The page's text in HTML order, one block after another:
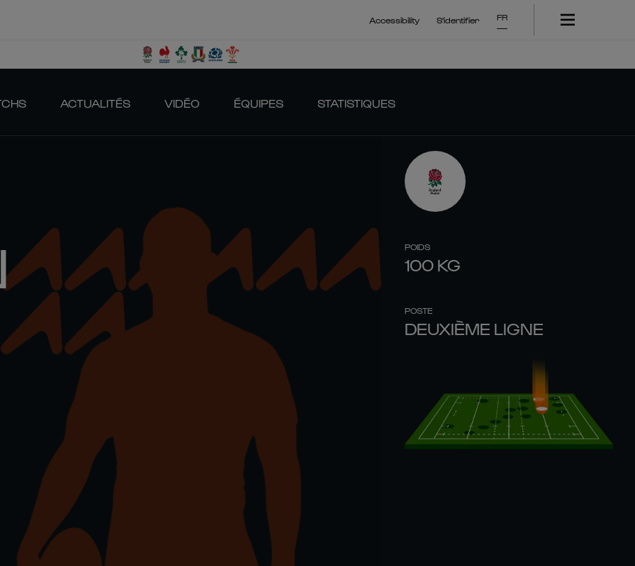
Accessibility S'identifier FR
ACTUALITÉS VIDÉO ÉQUIPES STATISTIQUES
POIDS
100 KG
POSTE
DEUXIÈME LIGNE